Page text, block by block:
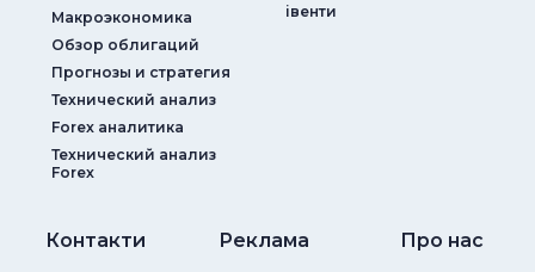
Макроэкономика
Обзор облигаций
Прогнозы и стратегия
Технический анализ
Forex аналитика
Технический анализ
Forex
iвенти
Контакти Реклама Про нас